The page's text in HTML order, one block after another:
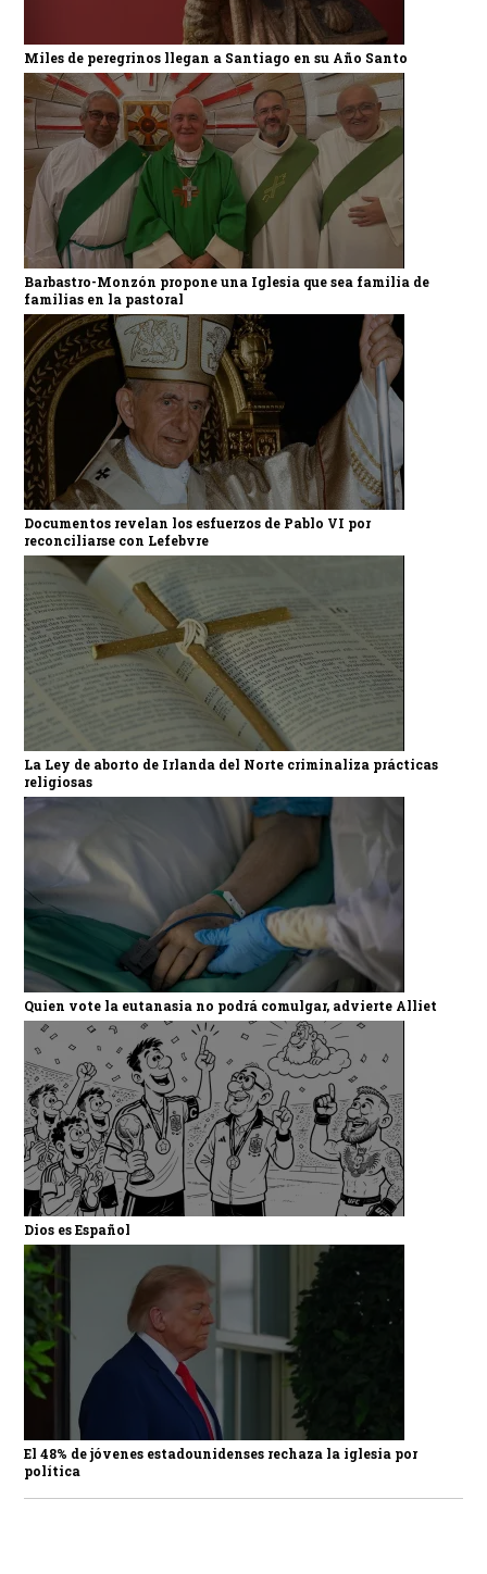
Miles de peregrinos llegan a Santiago en su Año Santo
Barbastro-Monzón propone una Iglesia que sea familia de
familias en la pastoral
Documentos revelan los esfuerzos de Pablo VI por
reconciliarse con Lefebvre
La Ley de aborto de Irlanda del Norte criminaliza prácticas
religiosas
Quien vote la eutanasia no podrá comulgar, advierte Alliet
Dios es Español
El 48% de jóvenes estadounidenses rechaza la iglesia por
política